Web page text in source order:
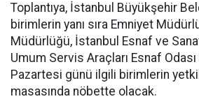
Toplantıya, İstanbul Büyükşehir
birimlerin yanı sıra Emniyet
Müdürlüğü, İstanbul Esnaf ve
Umum Servis Araçları Esnaf
Pazartesi günü ilgili birimlerin
masasında nöbette olacak.